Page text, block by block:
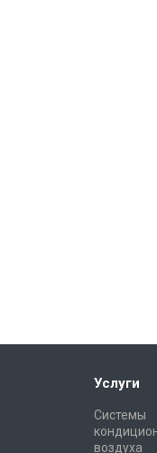
Услуги
Системы
воздуха